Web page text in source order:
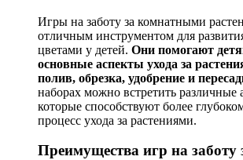
Игры на заботу за комнатными
отличным инструментом для
цветами у детей. Они помогают
основные аспекты ухода за
полив, обрезка, удобрение и
наборах можно встретить различные
которые способствуют более
процесс ухода за растениями.
Преимущества игр на заботу